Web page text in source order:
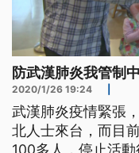
防武漢肺炎我管制
2020/1/26 19:24
武漢肺炎疫情緊張
北人士來台，而目